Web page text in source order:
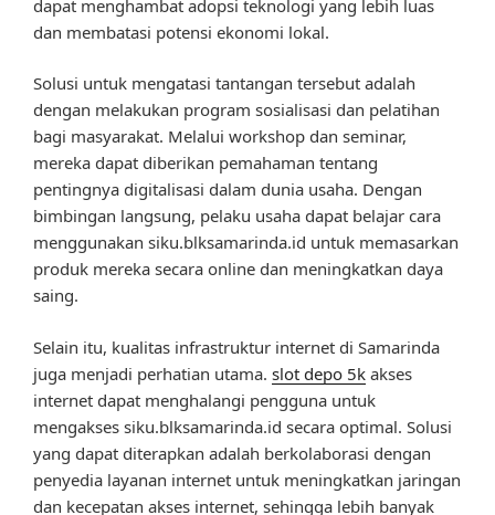
dapat menghambat adopsi teknologi yang lebih luas
dan membatasi potensi ekonomi lokal.
Solusi untuk mengatasi tantangan tersebut adalah
dengan melakukan program sosialisasi dan pelatihan
bagi masyarakat. Melalui workshop dan seminar,
mereka dapat diberikan pemahaman tentang
pentingnya digitalisasi dalam dunia usaha. Dengan
bimbingan langsung, pelaku usaha dapat belajar cara
menggunakan siku.blksamarinda.id untuk memasarkan
produk mereka secara online dan meningkatkan daya
saing.
Selain itu, kualitas infrastruktur internet di Samarinda
juga menjadi perhatian utama. slot depo 5k akses
internet dapat menghalangi pengguna untuk
mengakses siku.blksamarinda.id secara optimal. Solusi
yang dapat diterapkan adalah berkolaborasi dengan
penyedia layanan internet untuk meningkatkan jaringan
dan kecepatan akses internet, sehingga lebih banyak